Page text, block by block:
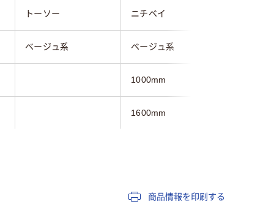
トーソー ニチベイ
ベージュ系 ベージュ系
1000mm
1600mm
商品情報を印刷する